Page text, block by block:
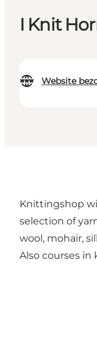
I Knit
Website
Knittingshop
selection of
wool, mohair,
Also courses